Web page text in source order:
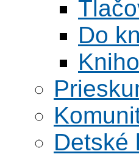
Do
Detské